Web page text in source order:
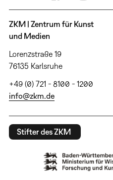
ZKM | Zentrum für Kunst
und Medien
Lorenzstraße 19
76135 Karlsruhe
+49 (0) 721 - 8100 - 1200
info@zkm.de
Stifter des ZKM